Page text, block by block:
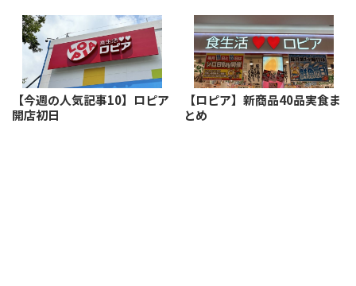
【今週の人気記事10】ロピア
開店初日
【ロピア】新商品40品実食ま
とめ